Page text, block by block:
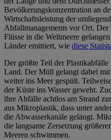
Bevölkerungskonzentration an
Wirtschaftsleistung der
Abfallmanagements vor Ort. Der
Flüsse in die Weltmeere
Länder emittiert, wie diese
Der größte Teil der
Land. Der Müll gelangt dabei
weiter ins Meer gespült.
der Küste ins Wasser geweht.
ihre Abfälle achtlos am Strand
aus Mikroplastik, dass unter
die Abwasserkanäle gelängt.
die langsame Zersetzung
Meeren schwimmen.